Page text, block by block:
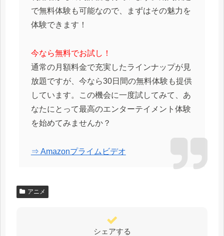
で無料体験も可能なので、まずはその魅力を
体験できます！
今なら無料でお試し！
通常の月額料金で充実したラインナップが見
放題ですが、今なら30日間の無料体験も提供
しています。この機会に一度試してみて、あ
なたにとって最高のエンターテイメント体験
を始めてみませんか？
⇒ Amazonプライムビデオ
アニメ
シェアする